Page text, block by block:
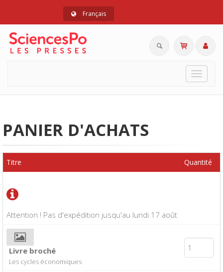
Français
Toggle
PANIER D'ACHATS
Attention ! Pas d'expédition jusqu'au lundi 17 août
Titre Quantité
Livre broché
Les cycles économiques